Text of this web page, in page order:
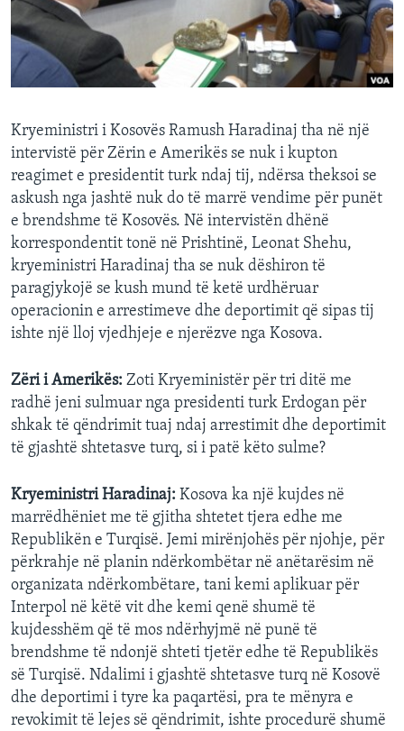
DITARI
Kryeministri i Kosovës Ramush Haradinaj tha në një
intervistë për Zërin e Amerikës se nuk i kupton
reagimet e presidentit turk ndaj tij, ndërsa theksoi se
askush nga jashtë nuk do të marrë vendime për punët
e brendshme të Kosovës. Në intervistën dhënë
korrespondentit tonë në Prishtinë, Leonat Shehu,
kryeministri Haradinaj tha se nuk dëshiron të
paragjykojë se kush mund të ketë urdhëruar
operacionin e arrestimeve dhe deportimit që sipas tij
ishte një lloj vjedhjeje e njerëzve nga Kosova.
Zëri i Amerikës: Zoti Kryeministër për tri ditë me
radhë jeni sulmuar nga presidenti turk Erdogan për
shkak të qëndrimit tuaj ndaj arrestimit dhe deportimit
të gjashtë shtetasve turq, si i patë këto sulme?
Kryeministri Haradinaj: Kosova ka një kujdes në
marrëdhëniet me të gjitha shtetet tjera edhe me
Republikën e Turqisë. Jemi mirënjohës për njohje, për
përkrahje në planin ndërkombëtar në anëtarësim në
organizata ndërkombëtare, tani kemi aplikuar për
Interpol në këtë vit dhe kemi qenë shumë të
kujdesshëm që të mos ndërhyjmë në punë të
brendshme të ndonjë shteti tjetër edhe të Republikës
së Turqisë. Ndalimi i gjashtë shtetasve turq në Kosovë
dhe deportimi i tyre ka paqartësi, pra te mënyra e
revokimit të lejes së qëndrimit, ishte procedurë shumë